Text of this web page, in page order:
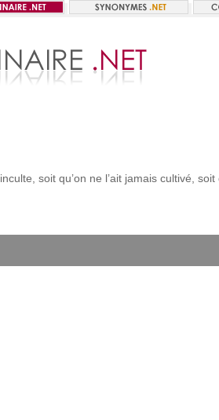
inculte, soit qu’on ne l’ait jamais cultivé, soit